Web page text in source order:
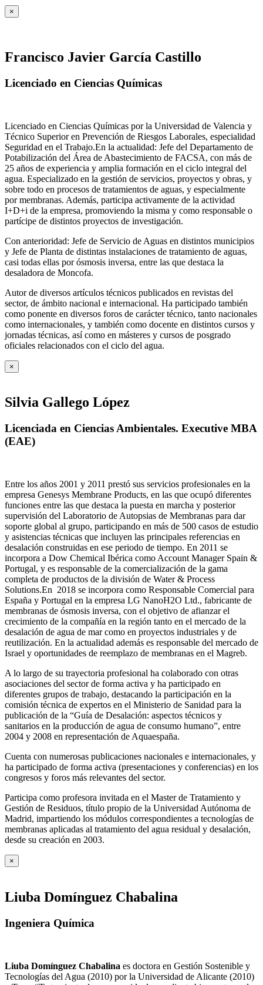
×
Francisco Javier García Castillo
Licenciado en Ciencias Químicas
Licenciado en Ciencias Químicas por la Universidad de Valencia y
Técnico Superior en Prevención de Riesgos Laborales, especialidad
Seguridad en el Trabajo.En la actualidad: Jefe del Departamento de
Potabilización del Área de Abastecimiento de FACSA, con más de
25 años de experiencia y amplia formación en el ciclo integral del
agua. Especializado en la gestión de servicios, proyectos y obras, y
sobre todo en procesos de tratamientos de aguas, y especialmente
por membranas. Además, participa activamente de la actividad
I+D+i de la empresa, promoviendo la misma y como responsable o
partícipe de distintos proyectos de investigación.
Con anterioridad: Jefe de Servicio de Aguas en distintos municipios
y Jefe de Planta de distintas instalaciones de tratamiento de aguas,
casi todas ellas por ósmosis inversa, entre las que destaca la
desaladora de Moncofa.
Autor de diversos artículos técnicos publicados en revistas del
sector, de ámbito nacional e internacional. Ha participado también
como ponente en diversos foros de carácter técnico, tanto nacionales
como internacionales, y también como docente en distintos cursos y
jornadas técnicas, así como en másteres y cursos de posgrado
oficiales relacionados con el ciclo del agua.
×
Silvia Gallego López
Licenciada en Ciencias Ambientales. Executive MBA
(EAE)
Entre los años 2001 y 2011 prestó sus servicios profesionales en la
empresa Genesys Membrane Products, en las que ocupó diferentes
funciones entre las que destaca la puesta en marcha y posterior
supervisión del Laboratorio de Autopsias de Membranas para dar
soporte global al grupo, participando en más de 500 casos de estudio
y asistencias técnicas que incluyen las principales referencias en
desalación construidas en ese periodo de tiempo. En 2011 se
incorpora a Dow Chemical Ibérica como Account Manager Spain &
Portugal, y es responsable de la comercialización de la gama
completa de productos de la división de Water & Process
Solutions.En 2018 se incorpora como Responsable Comercial para
España y Portugal en la empresa LG NanoH2O Ltd., fabricante de
membranas de ósmosis inversa, con el objetivo de afianzar el
crecimiento de la compañía en la región tanto en el mercado de la
desalación de agua de mar como en proyectos industriales y de
reutilización. En la actualidad además es responsable del mercado de
Israel y oportunidades de reemplazo de membranas en el Magreb.
A lo largo de su trayectoria profesional ha colaborado con otras
asociaciones del sector de forma activa y ha participado en
diferentes grupos de trabajo, destacando la participación en la
comisión técnica de expertos en el Ministerio de Sanidad para la
publicación de la “Guía de Desalación: aspectos técnicos y
sanitarios en la producción de agua de consumo humano”, entre
2004 y 2008 en representación de Aquaespaña.
Cuenta con numerosas publicaciones nacionales e internacionales, y
ha participado de forma activa (presentaciones y conferencias) en los
congresos y foros más relevantes del sector.
Participa como profesora invitada en el Master de Tratamiento y
Gestión de Residuos, título propio de la Universidad Autónoma de
Madrid, impartiendo los módulos correspondientes a tecnologías de
membranas aplicadas al tratamiento del agua residual y desalación,
desde su creación en 2003.
×
Liuba Domínguez Chabalina
Ingeniera Química
Liuba Domínguez Chabalina es doctora en Gestión Sostenible y
Tecnologías del Agua (2010) por la Universidad de Alicante (2010)